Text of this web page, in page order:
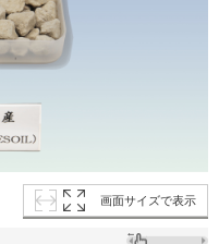
画面サイズで表示